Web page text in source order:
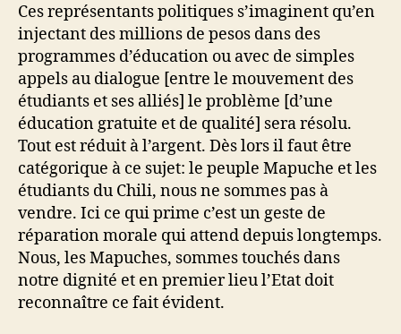
Ces représentants politiques s’imaginent qu’en
injectant des millions de pesos dans des
programmes d’éducation ou avec de simples
appels au dialogue [entre le mouvement des
étudiants et ses alliés] le problème [d’une
éducation gratuite et de qualité] sera résolu.
Tout est réduit à l’argent. Dès lors il faut être
catégorique à ce sujet: le peuple Mapuche et les
étudiants du Chili, nous ne sommes pas à
vendre. Ici ce qui prime c’est un geste de
réparation morale qui attend depuis longtemps.
Nous, les Mapuches, sommes touchés dans
notre dignité et en premier lieu l’Etat doit
reconnaître ce fait évident.